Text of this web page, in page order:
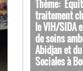
Thème:
traitement
le VIH/SIDA
de soins
Abidjan et
Sociales à